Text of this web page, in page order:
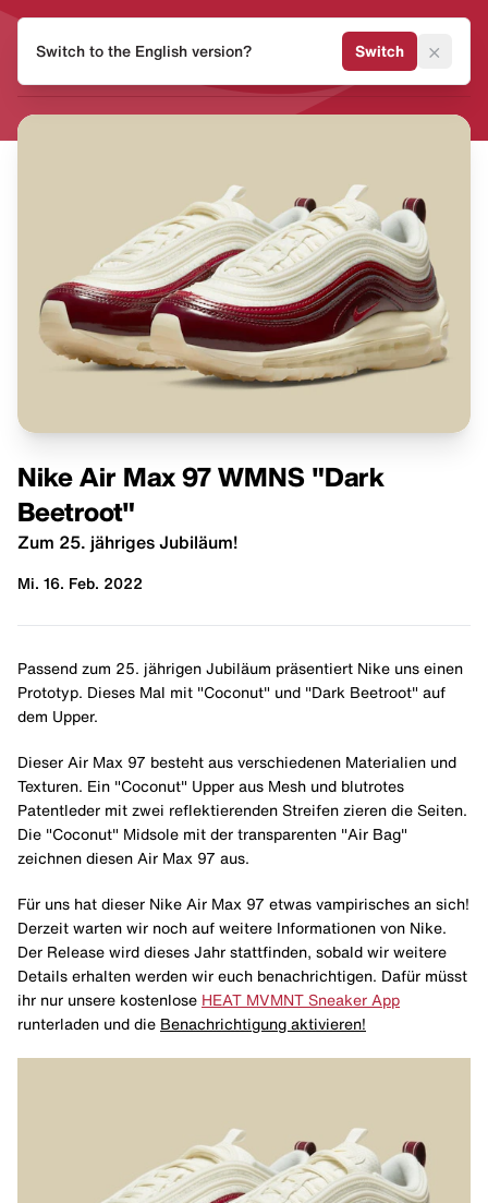
MVMNT
Nike Air Max 97 WMNS "Dark
Beetroot"
Zum 25. jähriges Jubiläum!
Mi. 16. Feb. 2022
Passend zum 25. jährigen Jubiläum präsentiert Nike uns einen
Prototyp. Dieses Mal mit "Coconut" und "Dark Beetroot" auf
dem Upper.
Dieser Air Max 97 besteht aus verschiedenen Materialien und
Texturen. Ein "Coconut" Upper aus Mesh und blutrotes
Patentleder mit zwei reflektierenden Streifen zieren die Seiten.
Die "Coconut" Midsole mit der transparenten "Air Bag"
zeichnen diesen Air Max 97 aus.
Für uns hat dieser Nike Air Max 97 etwas vampirisches an sich!
Derzeit warten wir noch auf weitere Informationen von Nike.
Der Release wird dieses Jahr stattfinden, sobald wir weitere
Details erhalten werden wir euch benachrichtigen. Dafür müsst
ihr nur unsere kostenlose HEAT MVMNT Sneaker App
runterladen und die Benachrichtigung aktivieren!
Switch to the English version? Switch ×